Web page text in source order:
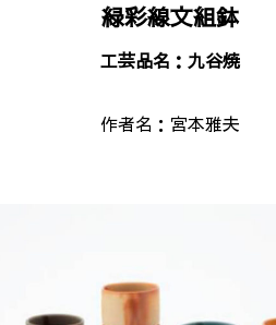
緑彩線文組鉢
工芸品名：九谷焼
作者名： 宮本雅夫